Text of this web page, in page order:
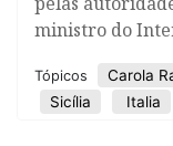
ministro do
Tópicos Carola
Sicília
Italia